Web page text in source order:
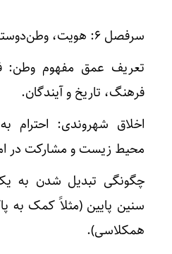
سرفصل ۶: هویت، وطن‌دوستی و مسئولیت اجتماعی
تعریف عمق مفهوم وطن:
فرهنگ، تاریخ و آیندگان.
اخلاق شهروندی: احترام
محیط زیست و مشارکت در
چگونگی تبدیل شدن به
سنین پایین (مثلاً کمک به
همکلاسی).